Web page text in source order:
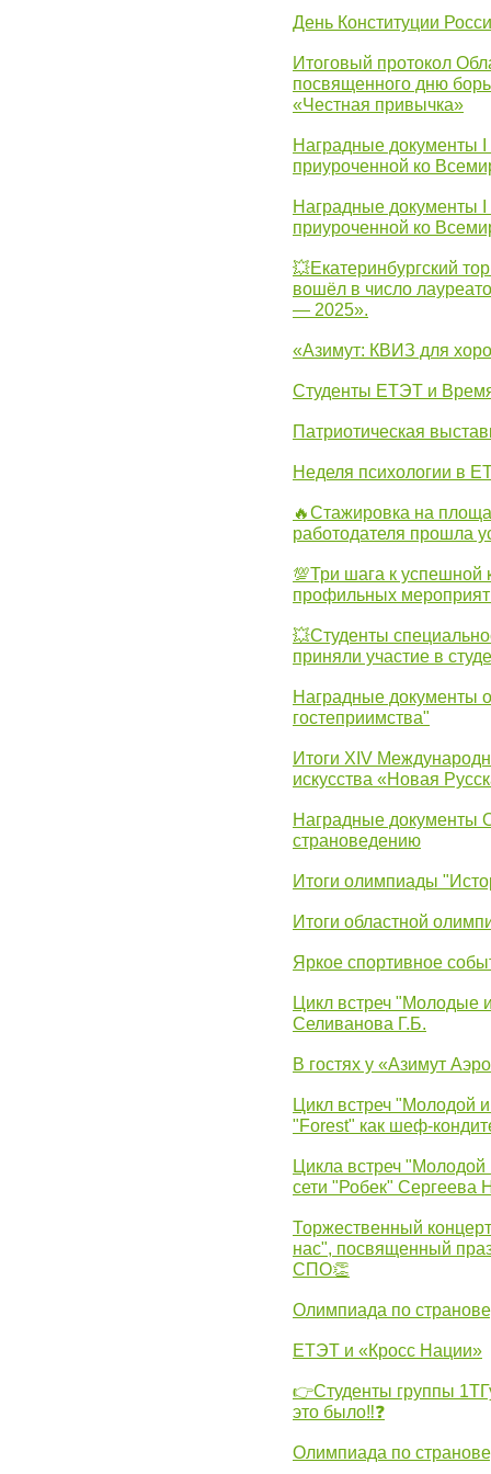
День Конституции
Итоговый протокол
посвященного дню
«Честная привычка»
Наградные документы
приуроченной ко
Наградные документы
приуроченной ко
💥Екатеринбургский
вошёл в число
— 2025».
«Азимут: КВИЗ для
Студенты ЕТЭТ и
Патриотическая
Неделя психологии в
🔥Стажировка на
работодателя прошла
💯Три шага к успешной
профильных
💥Студенты
приняли участие в
Наградные документы
гостеприимства"
Итоги XIV
искусства «Новая
Наградные документы
страноведению
Итоги олимпиады
Итоги областной
Яркое спортивное
Цикл встреч "Молодые
Селиванова Г.Б.
В гостях у «Азимут
Цикл встреч "Молодой
"Forest" как шеф-
Цикла встреч
сети "Робек" Сергеева
Торжественный
нас", посвященный
СПО👏
Олимпиада по
ЕТЭТ и «Кросс Нации»
👉Студенты группы
это было‼❓
Олимпиада по